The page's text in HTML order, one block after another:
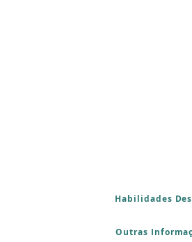
Habilidades
Outras